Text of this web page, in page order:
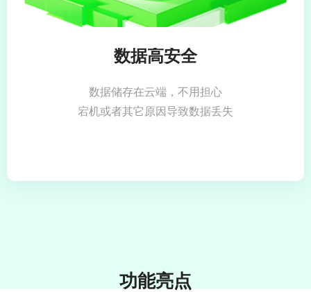
功能亮点
数据高安全
数据储存在云端，不用担心
宕机或者其它原因导致数据丢失